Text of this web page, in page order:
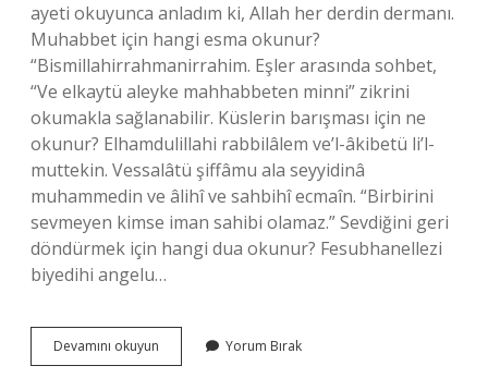
ayeti okuyunca anladım ki, Allah her derdin dermanı.
Muhabbet için hangi esma okunur?
“Bismillahirrahmanirrahim. Eşler arasında sohbet,
“Ve elkaytü aleyke mahhabbeten minni” zikrini
okumakla sağlanabilir. Küslerin barışması için ne
okunur? Elhamdulillahi rabbilâlem ve’l-âkibetü li’l-
muttekin. Vessalâtü şiffâmu ala seyyidinâ
muhammedin ve âlihî ve sahbihî ecmaîn. “Birbirini
sevmeyen kimse iman sahibi olamaz.” Sevdiğini geri
döndürmek için hangi dua okunur? Fesubhanellezi
biyedihi angelu…
Devamını okuyun Barışmak
Için
Yorum Bırak